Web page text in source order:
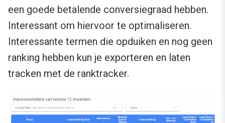
een goede betalende conversiegraad hebben.
Interessant om hiervoor te optimaliseren.
Interessante termen die opduiken en nog geen
ranking hebben kun je exporteren en laten
tracken met de ranktracker.